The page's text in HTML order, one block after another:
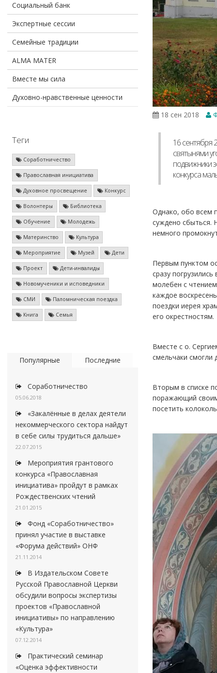
Социальный банк
Экспертные сессии
Семейные традиции
ALMA MATER
Вместе мы сила
Духовно-нравственные ценности
Теги
Соработничество
Православная инициатива
Духовное просвещение Конкурс
Волонтеры Библиотека
Обучение Молодежь
Материнство Культура
Мероприятие Музей Дети
Проект Дети-инвалиды
Новомученики и исповедники
СМИ Паломническая поездка
Книга Семья
Популярные Последние
Соработничество
05.06.2018
«Закалённые в делах деятели
некоммерческого сектора найдут
в себе силы трудиться дальше»
22.07.2015
Мероприятия грантового
конкурса «Православная
инициатива» пройдут в рамках
Рождественских чтений
21.01.2015
Фонд «Соработничество»
принял участие в выставке
«Форума действий» ОНФ
21.11.2014
В Издательском Совете
Русской Православной Церкви
обсудили вопросы экспертизы
проектов «Православной
инициативы» по направлению
«Культура»
07.12.2014
Практический семинар
«Оценка эффективности
18 сен 2018
16 сентября
святынями
подвижники
конкурса
Однако, обо всем
суждено сбыться.
немного
Первым пунктом
сразу
молебен с
каждое
поездки иерея
его окрестностям.
Вместе с о.
смельчаки смогли
Вторым в списке
поражающий
посетить